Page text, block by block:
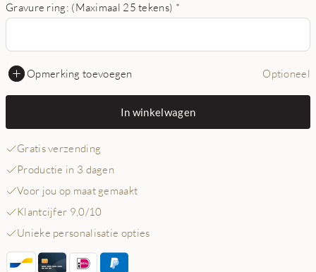
Gravure ring: (Maximaal 25 tekens) *
Opmerking toevoegen Optioneel
In winkelwagen
Gratis verzending
Productie in 3 dagen
Voor jou op maat gemaakt
Klantcijfer 9,0/10
Unieke personalisatie opties